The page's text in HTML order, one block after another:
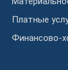
Платные
Финансово-